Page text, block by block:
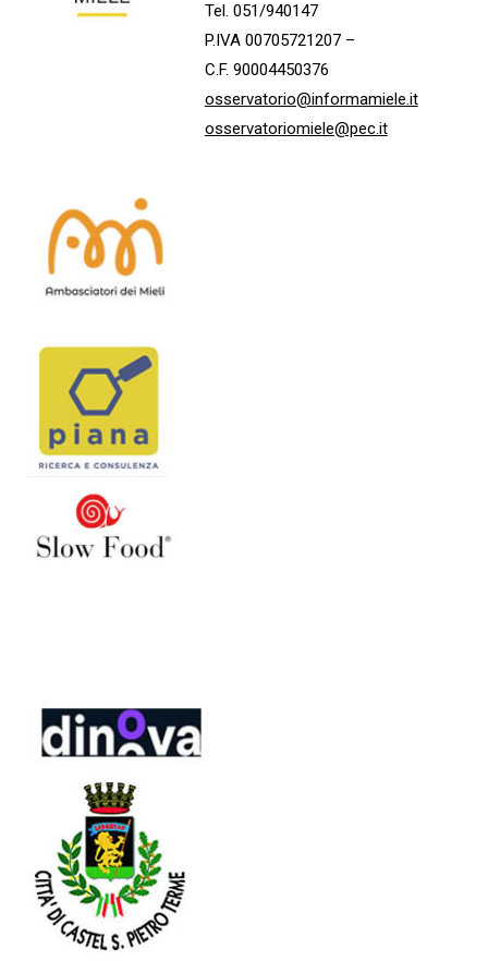
Tel. 051/940147
P.IVA 00705721207 –
C.F. 90004450376
osservatorio@informamiele.it
osservatoriomiele@pec.it